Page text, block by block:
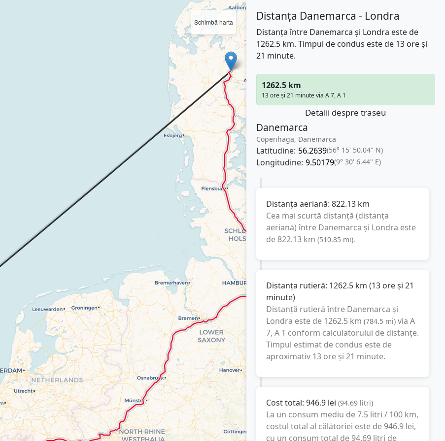
Schimbă harta Distanța Danemarca - Londra
Distanța între Danemarca și Londra este de
1262.5 km. Timpul de condus este de 13 ore și
21 minute.
1262.5 km
13 ore și 21 minute via A 7, A 1
Detalii despre traseu
Danemarca
Copenhaga, Danemarca
Latitudine: 56.2639(56° 15' 50.04" N)
Longitudine: 9.50179(9° 30' 6.44" E)
Distanța aeriană: 822.13 km
Cea mai scurtă distanță (distanța
aeriană) între Danemarca și Londra este
de 822.13 km (510.85 mi).
Distanța rutieră: 1262.5 km (13 ore și 21
minute)
Distanță rutieră între Danemarca și
Londra este de 1262.5 km (784.5 mi) via A
7, A 1 conform calculatorului de distanțe.
Timpul estimat de condus este de
aproximativ 13 ore și 21 minute.
Cost total: 946.9 lei (94.69 litri)
La un consum mediu de7.5 litri / 100 km,
costul total al călătoriei este de 946.9 lei,
cu un consum total de 94.69 litri de